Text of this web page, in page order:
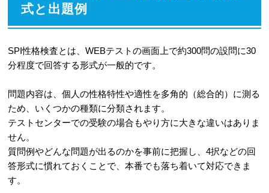
式と出題例
SPI性格検査とは、WEBテストの画面上で約300問の設問に30
分程度で回答する形式が一般的です。
問題内容は、個人の性格特性や適性を多角的（総合的）に測る
ため、いくつかの種類に分類されます。
テストセンターでの受験の場合もやり方に大きな違いはありま
せん。
質問例やどんな問題が出るのかを事前に把握し、4択などの回
答形式に慣れておくことで、本番でも落ち着いて対応できま
す。